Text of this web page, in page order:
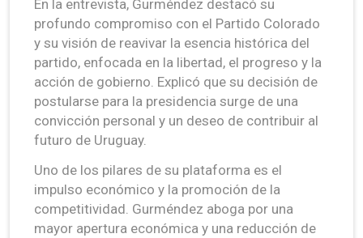
En la entrevista, Gurméndez destacó su
profundo compromiso con el Partido Colorado
y su visión de reavivar la esencia histórica del
partido, enfocada en la libertad, el progreso y la
acción de gobierno. Explicó que su decisión de
postularse para la presidencia surge de una
convicción personal y un deseo de contribuir al
futuro de Uruguay.
Uno de los pilares de su plataforma es el
impulso económico y la promoción de la
competitividad. Gurméndez aboga por una
mayor apertura económica y una reducción de